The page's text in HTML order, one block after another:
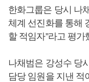
한화그룹은 당시 나
체계 선진화를 통해
할 적임자”라고 평가
나채범은 강성수 당
담당 임원을 지낸 적